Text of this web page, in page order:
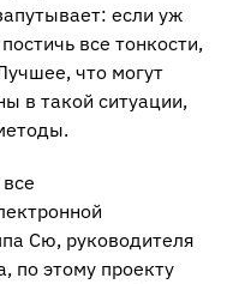
если уж
все тонкости,
что могут
в такой ситуации,
Сю, руководителя
по этому проекту